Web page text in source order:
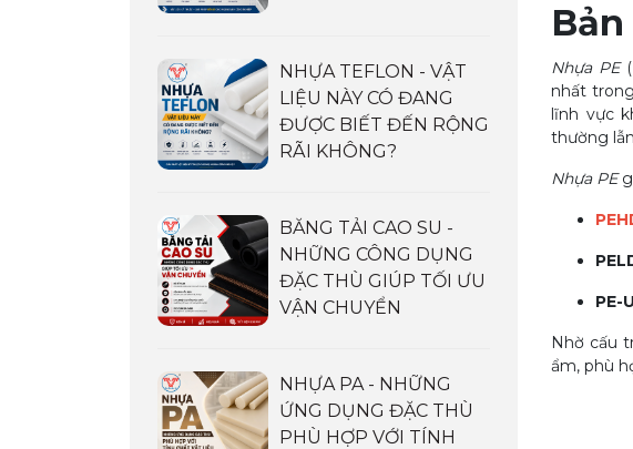
Nhựa PE
nhất
lĩnh vực
thường
Nhựa PE
PE-
Nhờ cấu
ẩm, phù
NHỰA TEFLON - VẬT
LIỆU NÀY CÓ ĐANG
ĐƯỢC BIẾT ĐẾN RỘNG
RÃI KHÔNG?
BĂNG TẢI CAO SU -
NHỮNG CÔNG DỤNG
ĐẶC THÙ GIÚP TỐI ƯU
VẬN CHUYỂN
NHỰA PA - NHỮNG
ỨNG DỤNG ĐẶC THÙ
PHÙ HỢP VỚI TÍNH